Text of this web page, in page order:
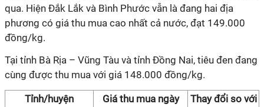
qua. Hiện Đắk Lắk và Bình Phước vẫn là đang hai địa
phương có giá thu mua cao nhất cả nước, đạt 149.000
đồng/kg.
Tại tỉnh Bà Rịa – Vũng Tàu và tỉnh Đồng Nai, tiêu đen đang
cùng được thu mua với giá 148.000 đồng/kg.
Tỉnh/huyện
Giá thu mua ngày
Thay đổi so với